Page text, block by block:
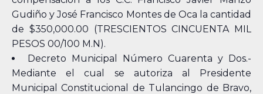
Gudiño y José Francisco Montes de Oca la cantidad
de $350,000.00 (TRESCIENTOS CINCUENTA MIL
PESOS 00/100 M.N).
Decreto Municipal Número Cuarenta y Dos.-
Mediante el cual se autoriza al Presidente
Municipal Constitucional de Tulancingo de Bravo,